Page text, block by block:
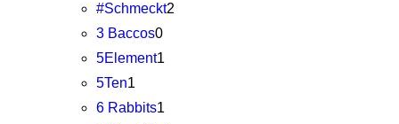
#Schmeckt2
3 Baccos0
5Element1
5Ten1
6 Rabbits1